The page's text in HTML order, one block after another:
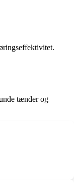
tænder og